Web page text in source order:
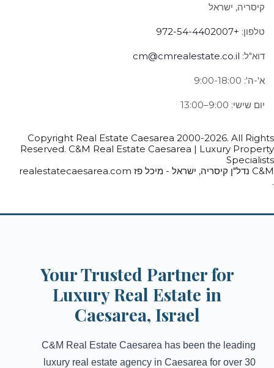
קיסריה, ישראל
טלפון: +972-54-4402007
דוא"ל: cm@cmrealestate.co.il
א'-ה': 9:00-18:00
יום שישי: 9:00–13:00
Copyright Real Estate Caesarea 2000-2026. All Rights
Reserved. C&M Real Estate Caesarea | Luxury Property
Specialists
C&M נדל"ן קיסריה, ישראל - מיכל פז realestatecaesarea.com
.
Your Trusted Partner for
Luxury Real Estate in
Caesarea, Israel
C&M Real Estate Caesarea has been the leading
luxury real estate agency in Caesarea for over 30